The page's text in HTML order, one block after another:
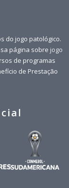
do jogo patológico.
página sobre jogo
de programas
de Prestação